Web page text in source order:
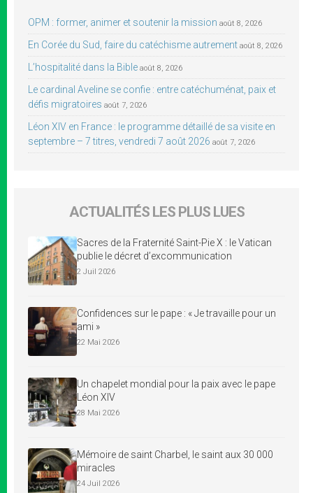
OPM : former, animer et soutenir la mission août 8, 2026
En Corée du Sud, faire du catéchisme autrement août 8, 2026
L’hospitalité dans la Bible août 8, 2026
Le cardinal Aveline se confie : entre catéchuménat, paix et
défis migratoires août 7, 2026
Léon XIV en France : le programme détaillé de sa visite en
septembre – 7 titres, vendredi 7 août 2026 août 7, 2026
ACTUALITÉS LES PLUS LUES
Sacres de la Fraternité Saint-Pie X : le Vatican
publie le décret d’excommunication
2 Juil 2026
Confidences sur le pape : « Je travaille pour un
ami »
22 Mai 2026
Un chapelet mondial pour la paix avec le pape
Léon XIV
28 Mai 2026
Mémoire de saint Charbel, le saint aux 30 000
miracles
24 Juil 2026